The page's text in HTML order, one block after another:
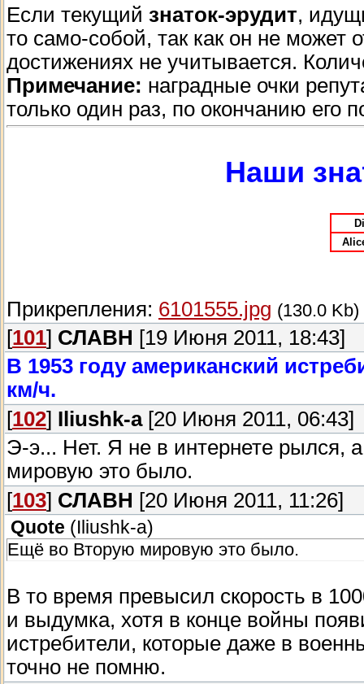
Если текущий знаток-эрудит,
то само-собой, так как он не может
достижениях не учитывается.
Примечание: наградные очки
только один раз, по окончанию его
Наши
Прикрепления: 6101555.jpg (130.0 Kb)
[101] СЛАВН [19 Июня 2011, 18:43]
В 1953 году американский
км/ч.
[102] Iliushk-a[20 Июня 2011, 06:43]
Э-э... Нет. Я не в интернете рылся,
мировую это было.
[103] СЛАВН [20 Июня 2011, 11:26]
Quote ( Iliushk-a)
Ещё во Вторую мировую это было.
В то время превысил скорость в
и выдумка, хотя в конце войны
истребители, которые даже в
точно не помню.